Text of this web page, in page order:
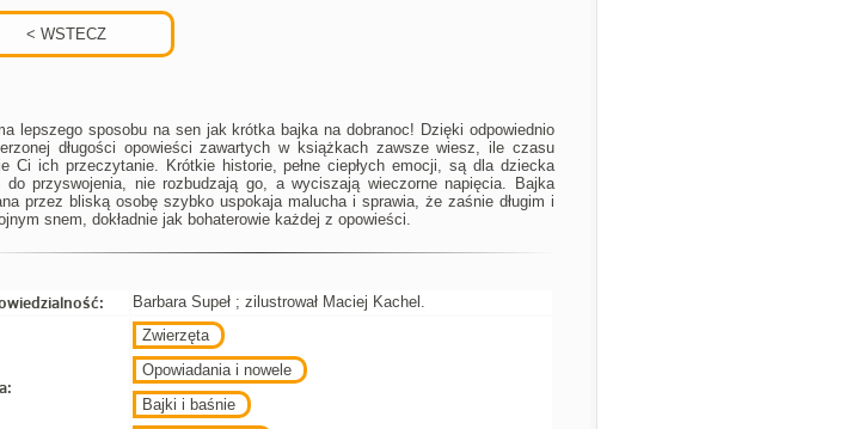
lepszego sposobu na sen jak krótka bajka na dobranoc! Dzięki odpowiednio
długości opowieści zawartych w książkach zawsze wiesz, ile czasu
Ci ich przeczytanie. Krótkie historie, pełne ciepłych emocji, są dla dziecka
do przyswojenia, nie rozbudzają go, a wyciszają wieczorne napięcia. Bajka
przez bliską osobę szybko uspokaja malucha i sprawia, że zaśnie długim i
snem, dokładnie jak bohaterowie każdej z opowieści.
Barbara Supeł ; zilustrował Maciej Kachel.
Zwierzęta
Opowiadania i nowele
Bajki i baśnie